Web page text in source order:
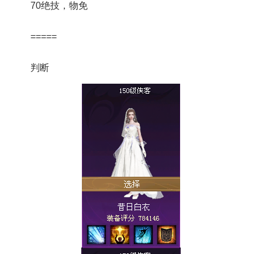
70绝技，物免
=====
判断